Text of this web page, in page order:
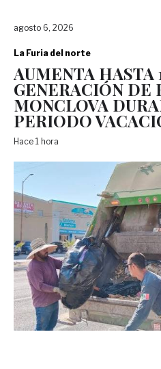
agosto 6, 2026
La Furia del norte
AUMENTA HASTA
GENERACIÓN DE
MONCLOVA
PERIODO
Hace 1 hora